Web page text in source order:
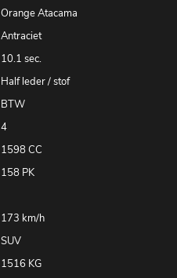
Orange Atacama
Antraciet
10.1 sec.
Half leder / stof
BTW
4
1598 CC
158 PK
173 km/h
SUV
1516 KG